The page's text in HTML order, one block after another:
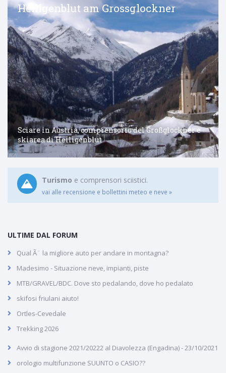
Heiligenblut am Grossglockner
Sciare in Austria, comprensorio del Großglockner e
skiarea di Heiligenblut
Turismo e comprensori sciistici.
vai alle recensione e bollettini meteo e neve »
ULTIME DAL FORUM
Qual Ã¨ la migliore auto per andare in montagna?
Madesimo - Situazione neve, impianti, piste
MTB/GRAVEL/BDC. Dove sto pedalando, dove ho pedalato
skifosi friulani aiuto!
Ortles-Cevedale
Trekking 2026
Avvio di stagione 2021/20222 al Diavolezza (Engadina) - 23/10/2021
orologio multifunzione SUUNTO o CASIO??